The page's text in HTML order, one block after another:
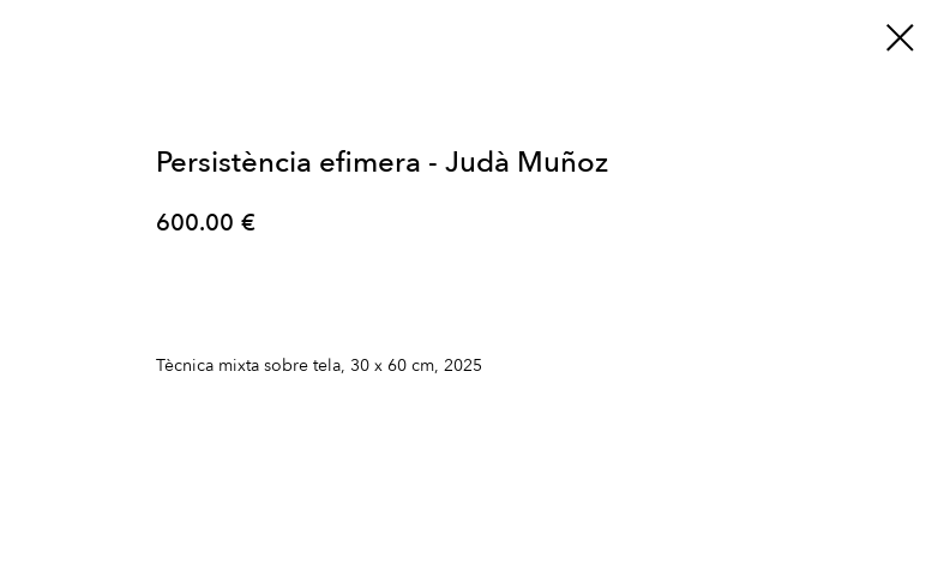
Persistència efimera - Judà Muñoz
600.00 €
Tècnica mixta sobre tela, 30 x 60 cm, 2025